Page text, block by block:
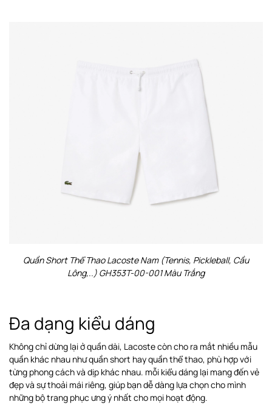
Quần Short Thể Thao Lacoste Nam (Tennis, Pickleball, Cầu
Lông,..) GH353T-00-001 Màu Trắng
Đa dạng kiểu dáng
Không chỉ dừng lại ở quần dài, Lacoste còn cho ra mắt nhiều mẫu
quần khác nhau như quần short hay quần thể thao, phù hợp với
từng phong cách và dịp khác nhau. mỗi kiểu dáng lại mang đến vẻ
đẹp và sự thoải mái riêng, giúp bạn dễ dàng lựa chọn cho mình
những bộ trang phục ưng ý nhất cho mọi hoạt động.